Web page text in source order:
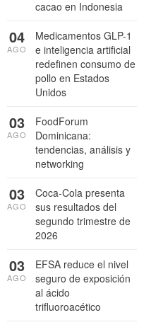
cacao en Indonesia
Medicamentos GLP-1
e inteligencia artificial
redefinen consumo de
pollo en Estados
Unidos
04
AGO
FoodForum
Dominicana:
tendencias, análisis y
networking
03
AGO
Coca-Cola presenta
sus resultados del
segundo trimestre de
2026
03
AGO
EFSA reduce el nivel
seguro de exposición
al ácido
trifluoroacético
03
AGO